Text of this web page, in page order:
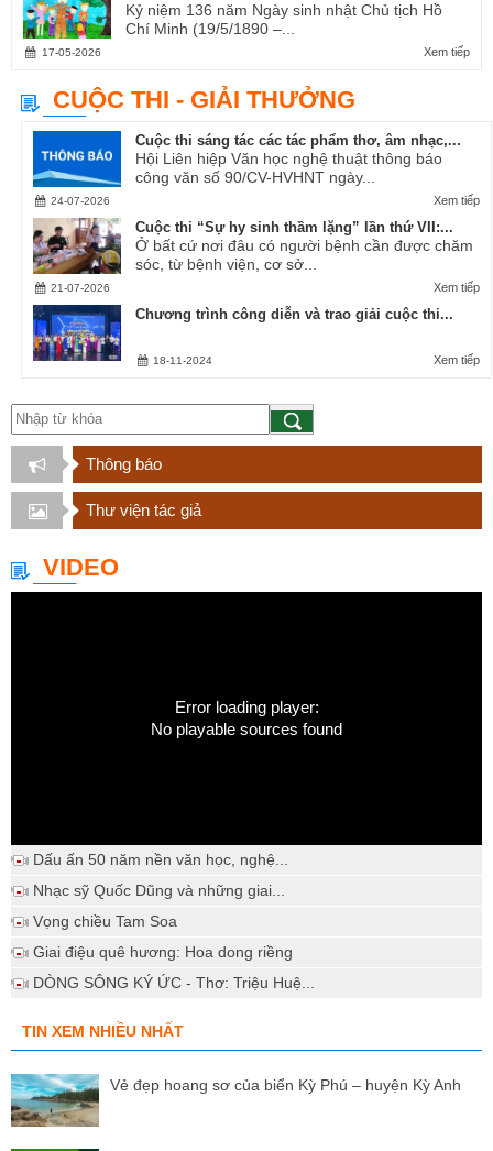
Kỷ niệm 136 năm Ngày sinh nhật Chủ tịch Hồ
Chí Minh (19/5/1890 –...
Xem tiếp
17-05-2026
CUỘC THI - GIẢI THƯỞNG
Cuộc thi sáng tác các tác phẩm thơ, âm nhạc,...
Hội Liên hiệp Văn học nghệ thuật thông báo
công văn số 90/CV-HVHNT ngày...
Xem tiếp
24-07-2026
Cuộc thi “Sự hy sinh thầm lặng” lần thứ VII:...
Ở bất cứ nơi đâu có người bệnh cần được chăm
sóc, từ bệnh viện, cơ sở...
Xem tiếp
21-07-2026
Chương trình công diễn và trao giải cuộc thi...
Xem tiếp
18-11-2024
Thông báo
Thư viện tác giả
VIDEO
Error loading player:
No playable sources found
Dấu ấn 50 năm nền văn học, nghệ...
Nhạc sỹ Quốc Dũng và những giai...
Vọng chiều Tam Soa
Giai điệu quê hương: Hoa dong riềng
DÒNG SÔNG KÝ ỨC - Thơ: Triệu Huệ...
TIN XEM NHIỀU NHẤT
Vẻ đẹp hoang sơ của biển Kỳ Phú – huyện Kỳ Anh